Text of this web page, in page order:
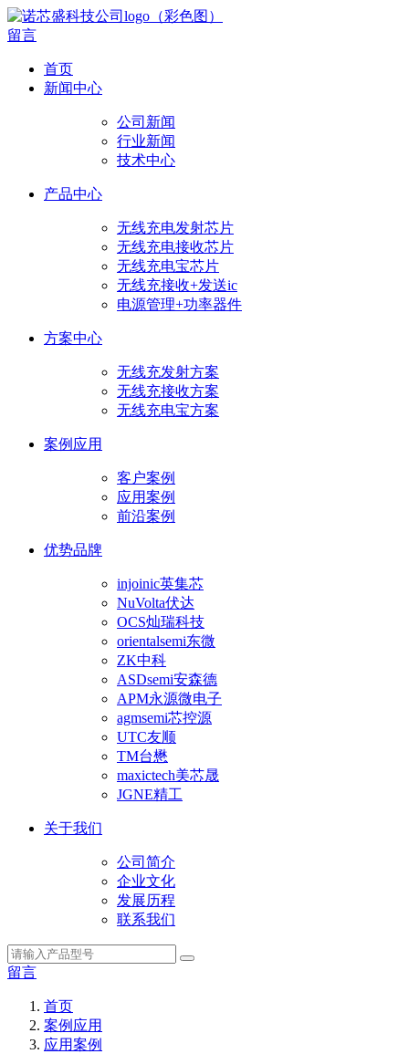
留言
首页
新闻中心
公司新闻
行业新闻
技术中心
产品中心
无线充电发射芯片
无线充电接收芯片
无线充电宝芯片
无线充接收+发送ic
电源管理+功率器件
方案中心
无线充发射方案
无线充接收方案
无线充电宝方案
案例应用
客户案例
应用案例
前沿案例
优势品牌
injoinic英集芯
NuVolta伏达
OCS灿瑞科技
orientalsemi东微
ZK中科
ASDsemi安森德
APM永源微电子
agmsemi芯控源
UTC友顺
TM台懋
maxictech美芯晟
JGNE精工
关于我们
公司简介
企业文化
发展历程
联系我们
留言
首页
案例应用
应用案例